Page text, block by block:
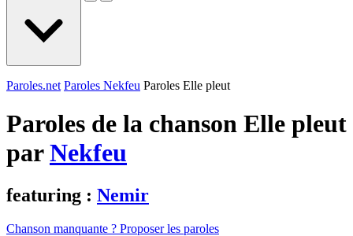
Paroles.net Paroles Nekfeu Paroles Elle pleut
Paroles de la chanson Elle pleut
parNekfeu
featuring : Nemir
Chanson manquante ? Proposer les paroles